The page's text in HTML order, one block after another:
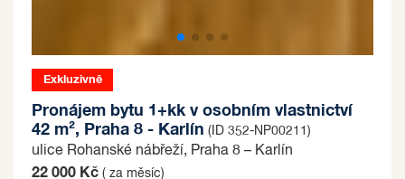
Exkluzivně
Pronájem bytu 1+kk v osobním vlastnictví
42 m², Praha 8 - Karlín (ID 352-NP00211)
ulice Rohanské nábřeží, Praha 8 – Karlín
22 000 Kč ( za měsíc)